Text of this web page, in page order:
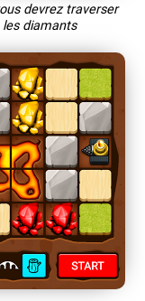
devrez traverser
diamants